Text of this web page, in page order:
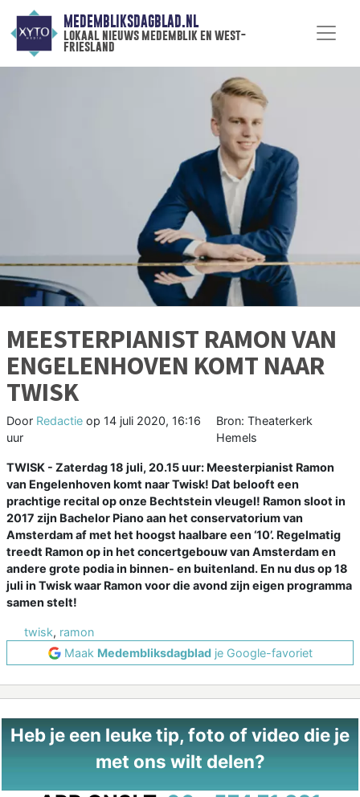
MEDEMBLIKSDAGBLAD.NL
lokaal nieuws medemblik en west-
friesland
MEESTERPIANIST RAMON VAN
ENGELENHOVEN KOMT NAAR
TWISK
Door Redactie op 14 juli 2020, 16:16
uur
Bron: Theaterkerk
Hemels
TWISK - Zaterdag 18 juli, 20.15 uur: Meesterpianist Ramon
van Engelenhoven komt naar Twisk! Dat belooft een
prachtige recital op onze Bechtstein vleugel! Ramon sloot in
2017 zijn Bachelor Piano aan het conservatorium van
Amsterdam af met het hoogst haalbare een ‘10’. Regelmatig
treedt Ramon op in het concertgebouw van Amsterdam en
andere grote podia in binnen- en buitenland. En nu dus op 18
juli in Twisk waar Ramon voor die avond zijn eigen programma
samen stelt!
twisk, ramon
Maak Medembliksdagbladje Google-favoriet
Heb je een leuke tip, foto of video die je
met ons wilt delen?